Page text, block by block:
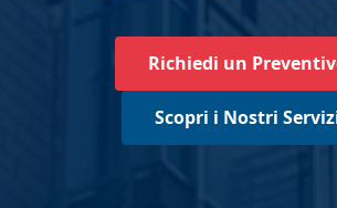
Richiedi un
Scopri i Nostri